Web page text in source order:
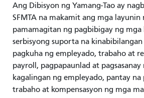
Ang Dibisyon ng Yamang-Tao ay
SFMTA na makamit ang mga layunin
pamamagitan ng pagbibigay ng mga
serbisyong suporta na
pagkuha ng empleyado, trabaho at
payroll, pagpapaunlad at pagsasanay
kagalingan ng empleyado, pantay na
trabaho at kompensasyon ng mga